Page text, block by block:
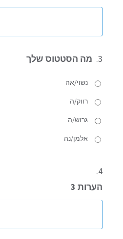
3. מה הסטטוס שלך
נשוי/אה
רווק/ה
גרוש/ה
אלמן/נה
4.
הערות 3